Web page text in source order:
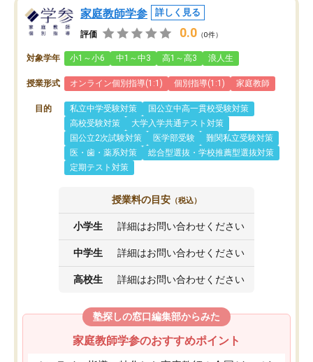
家庭教師学参 詳しく見る
評価 0.0 （0件）
対象学年 小1～小6 中1～中3 高1～高3 浪人生
授業形式 オンライン個別指導(1:1) 個別指導(1:1) 家庭教師
目的 私立中学受験対策
国公立中高一貫校受験対策
高校受験対策
大学入学共通テスト対策
国公立2次試験対策
医学部受験
難関私立受験対策
医・歯・薬系対策
総合型選抜・学校推薦型選抜対策
定期テスト対策
授業料の目安 （税込）
小学生 詳細はお問い合わせください
中学生 詳細はお問い合わせください
高校生 詳細はお問い合わせください
塾探しの窓口編集部からみた
家庭教師学参のおすすめポイント